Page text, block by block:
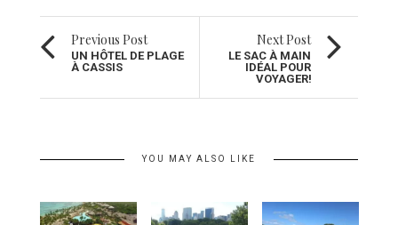
Previous Post
UN HÔTEL DE PLAGE
À CASSIS
Next Post
LE SAC À MAIN
IDÉAL POUR
VOYAGER!
YOU MAY ALSO LIKE